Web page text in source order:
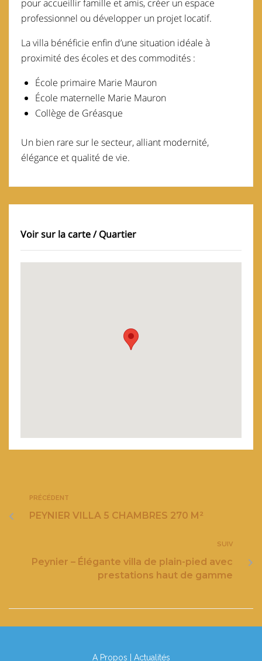
pour accueillir famille et amis, créer un espace
professionnel ou développer un projet locatif.
La villa bénéficie enfin d’une situation idéale à
proximité des écoles et des commodités :
École primaire Marie Mauron
École maternelle Marie Mauron
Collège de Gréasque
Un bien rare sur le secteur, alliant modernité,
élégance et qualité de vie.
Voir sur la carte / Quartier
PRÉCÉDENT
PEYNIER VILLA 5 CHAMBRES 270 M²
SUIV
Peynier – Élégante villa de plain-pied avec
prestations haut de gamme
A Propos Actualités